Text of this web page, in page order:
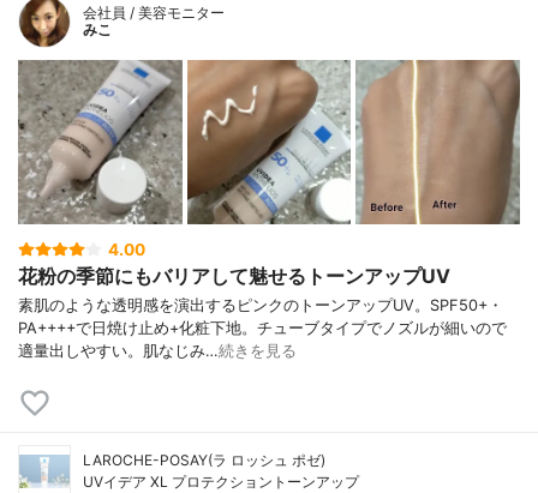
会社員 / 美容モニター
みこ
4.00
花粉の季節にもバリアして魅せるトーンアップUV
素肌のような透明感を演出するピンクのトーンアップUV。SPF50+・
PA++++で日焼け止め+化粧下地。チューブタイプでノズルが細いので
適量出しやすい。肌なじみ…続きを見る
LAROCHE-POSAY(ラ ロッシュ ポゼ)
UVイデア XL プロテクショントーンアップ